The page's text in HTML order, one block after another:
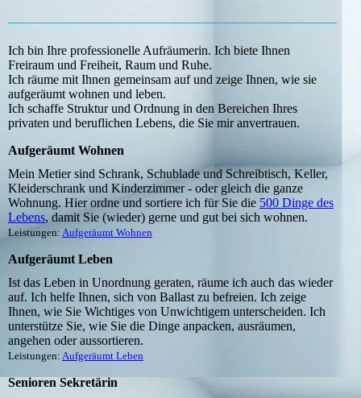
Ich bin Ihre professionelle Aufräumerin. Ich biete Ihnen
Freiraum und Freiheit, Raum und Ruhe.
Ich räume mit Ihnen gemeinsam auf und zeige Ihnen, wie sie
aufgeräumt wohnen und leben.
Ich schaffe Struktur und Ordnung in den Bereichen Ihres
privaten und beruflichen Lebens, die Sie mir anvertrauen.
Aufgeräumt Wohnen
Mein Metier sind Schrank, Schublade und Schreibtisch, Keller,
Kleiderschrank und Kinderzimmer - oder gleich die ganze
Wohnung. Hier ordne und sortiere ich für Sie die 500 Dinge des
Lebens, damit Sie (wieder) gerne und gut bei sich wohnen.
Leistungen: Aufgeräumt Wohnen
Aufgeräumt Leben
Ist das Leben in Unordnung geraten, räume ich auch das wieder
auf. Ich helfe Ihnen, sich von Ballast zu befreien. Ich zeige
Ihnen, wie Sie Wichtiges von Unwichtigem unterscheiden. Ich
unterstütze Sie, wie Sie die Dinge anpacken, ausräumen,
angehen oder aussortieren.
Leistungen: Aufgeräumt Leben
Senioren Sekretärin